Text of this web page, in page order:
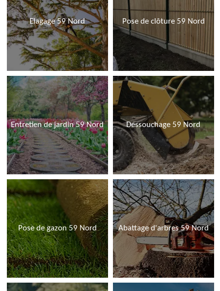
Elagage 59 Nord Pose de clôture 59 Nord
Entretien de jardin 59 Nord Dessouchage 59 Nord
Pose de gazon 59 Nord Abattage d'arbres 59 Nord